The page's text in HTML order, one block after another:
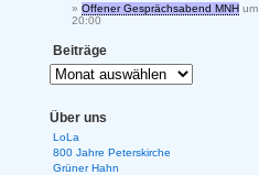
Offener Gesprächsabend MNH um
20:00
Beiträge
Über uns
LoLa
800 Jahre Peterskirche
Grüner Hahn